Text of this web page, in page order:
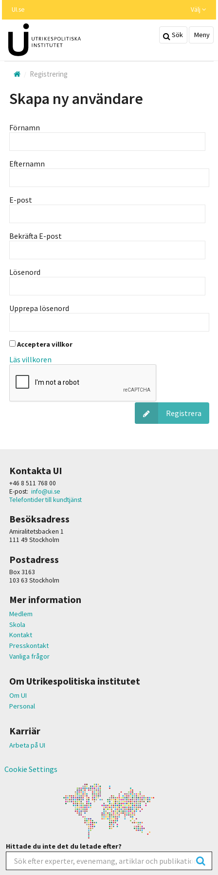
huvudinnehållet
UI.se Välj
Sök Meny
Registrering
Skapa ny användare
Förnamn
Efternamn
E-post
Bekräfta E-post
Lösenord
Upprepa lösenord
Acceptera villkor
Läs villkoren
Registrera
Kontakta UI
+46 8 511 768 00
E-post: info@ui.se
Telefontider till kundtjänst
Besöksadress
Amiralitetsbacken 1
111 49 Stockholm
Postadress
Box 3163
103 63 Stockholm
Mer information
Medlem
Skola
Kontakt
Presskontakt
Vanliga frågor
Om Utrikespolitiska institutet
Om UI
Personal
Karriär
Arbeta på UI
Cookie Settings
Hittade du inte det du letade efter?